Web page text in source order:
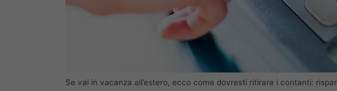
Se vai in vacanza all’estero, ecco come dovresti ritirare i contanti: